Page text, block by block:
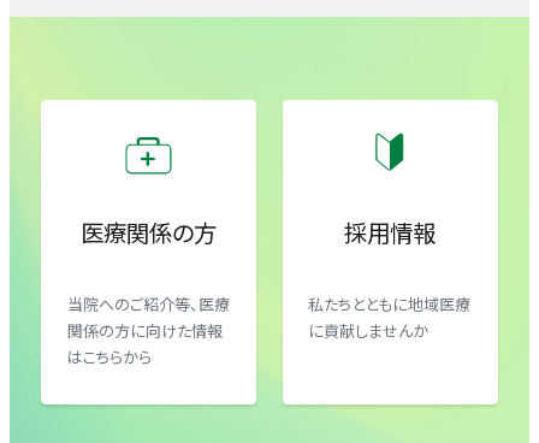
皮膚科
栄養管理室
臨床検査室
放射線室
総務課/企画室
医療関係の方
当院へのご紹介等、医療
関係の方に向けた情報
はこちらから
採用情報
私たちとともに地域医療
に貢献しませんか